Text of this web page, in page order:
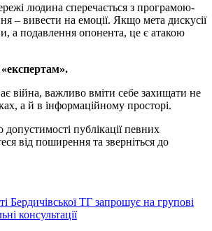
людина сперечається з програмою-
– вивести на емоції. Якщо мета дискусії
а подавлення опонента, це є атакою
війна, важливо вміти себе захищати не
а й в інформаційному просторі.
допустимості публікації певних
від поширення та зверніться до
Бердичівської ТГ запрошує на групові
консультації